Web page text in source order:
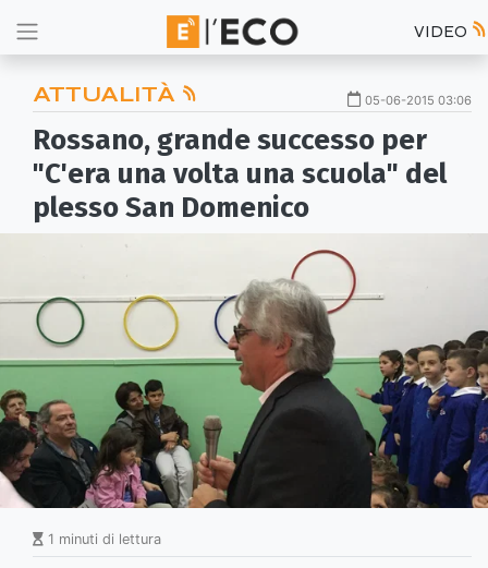
VIDEO
ATTUALITÀ 05-06-2015 03:06
Rossano, grande successo per
"C'era una volta una scuola" del
plesso San Domenico
1 minuti di lettura